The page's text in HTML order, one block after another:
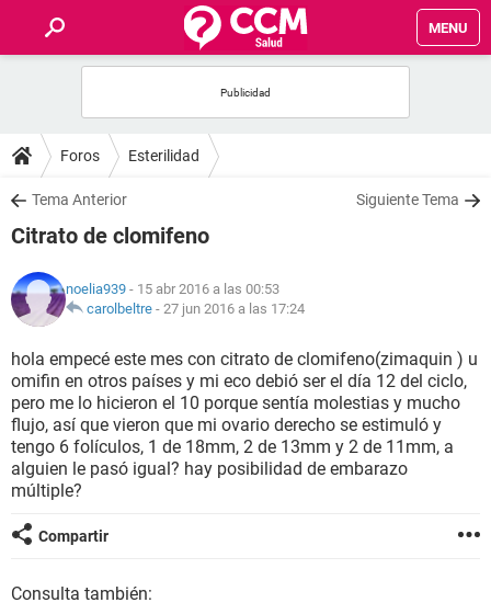
MENU
FOROS
SALUD
NUTRICIÓN
BIENESTAR
SEXUALIDAD
GLOSARIO
Foros Esterilidad
Tema Anterior Siguiente Tema
Citrato de clomifeno
noelia939 - 15 abr 2016 a las 00:53
carolbeltre - 27 jun 2016 a las 17:24
hola empecé este mes con citrato de clomifeno(zimaquin ) u
omifin en otros países y mi eco debió ser el día 12 del ciclo,
pero me lo hicieron el 10 porque sentía molestias y mucho
flujo, así que vieron que mi ovario derecho se estimuló y
tengo 6 folículos, 1 de 18mm, 2 de 13mm y 2 de 11mm, a
alguien le pasó igual? hay posibilidad de embarazo
múltiple?
Compartir
Consulta también: